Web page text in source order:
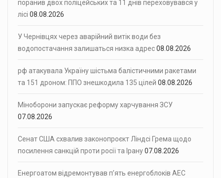
поранив двох поліцейських та 11 днів переховувався у
лісі 08.08.2026
У Чернівцях через аварійний витік води без
водопостачання залишаться низка адрес08.08.2026
рф атакувала Україну шістьма балістичними ракетами
та 151 дроном: ППО знешкодила 135 цілей 08.08.2026
Міноборони запускає реформу харчування ЗСУ
07.08.2026
Сенат США схвалив законопроєкт Ліндсі Грема щодо
посилення санкцій проти росії та Ірану07.08.2026
Енергоатом відремонтував п’ять енергоблоків АЕС